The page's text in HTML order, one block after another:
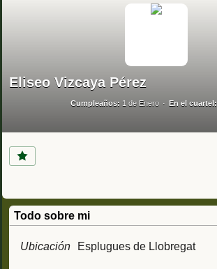
Eliseo Vizcaya Pérez
Cumpleaños: 1 de Enero En el cuartel:
Todo sobre mi
Ubicación Esplugues de Llobregat